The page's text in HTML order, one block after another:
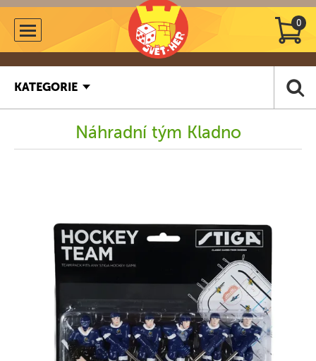
0
KATEGORIE
Náhradní tým Kladno